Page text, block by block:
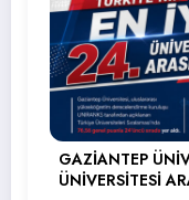
GAZİANTEP
ÜNİVERSİTESİ